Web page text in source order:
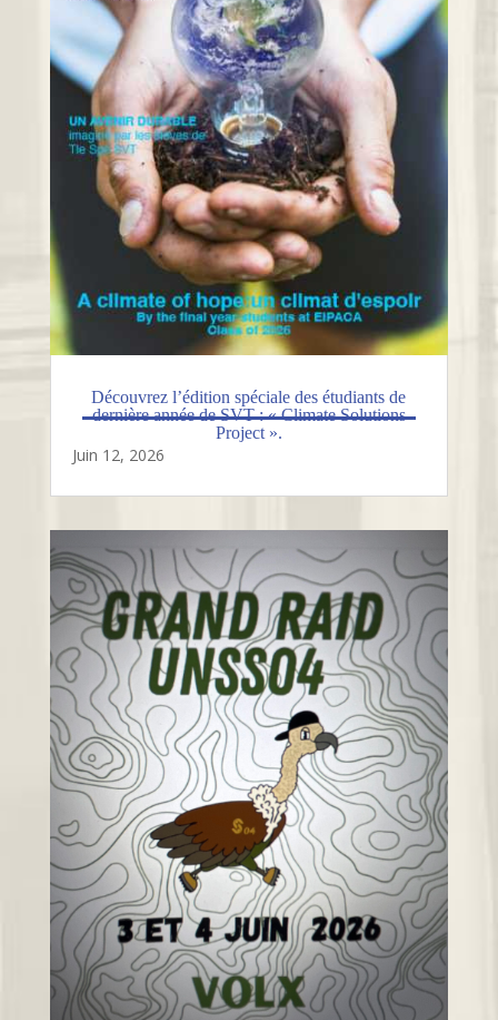
Découvrez l’édition spéciale des étudiants de
dernière année de SVT : « Climate Solutions
Project ».
Juin 12, 2026